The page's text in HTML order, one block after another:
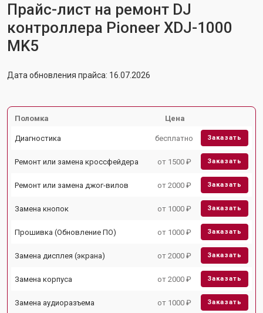
Прайс-лист на ремонт DJ
контроллера Pioneer XDJ-1000
MK5
Дата обновления прайса: 16.07.2026
Поломка Цена
Диагностика бесплатно Заказать
Ремонт или замена кроссфейдера от 1500 ₽ Заказать
Ремонт или замена джог-вилов от 2000 ₽ Заказать
Замена кнопок от 1000 ₽ Заказать
Прошивка (Обновление ПО) от 1000 ₽ Заказать
Замена дисплея (экрана) от 2000 ₽ Заказать
Замена корпуса от 2000 ₽ Заказать
Замена аудиоразъема от 1000 ₽ Заказать